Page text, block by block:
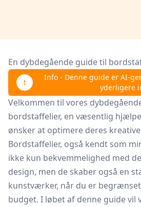
En dybdegående guide til
Info - Denne guide er AI-
yderligere
Velkommen til vores
bordstaffelier, en væsentlig
ønsker at optimere deres kreative
Bordstaffelier, også kendt som
ikke kun bekvemmelighed med
design, men de skaber også en
kunstværker, når du er
budget. I løbet af denne guide vil